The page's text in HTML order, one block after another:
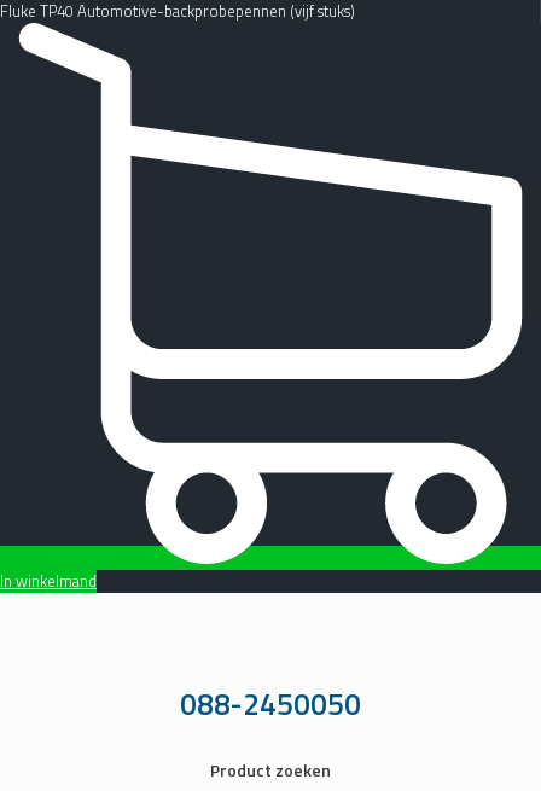
Fluke TP40 Automotive-backprobepennen (vijf stuks)
In winkelmand
088-2450050
Product zoeken